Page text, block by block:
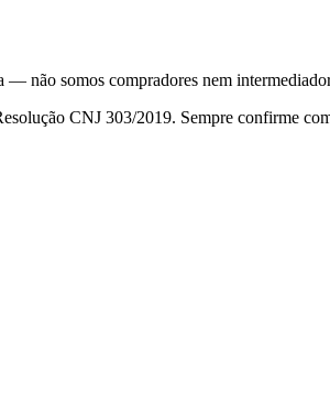
— não somos compradores nem
CNJ 303/2019. Sempre confirme